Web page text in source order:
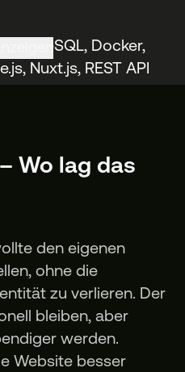
Docker,
Nuxt.js, REST API
Wo lag das
den eigenen
ohne die
zu verlieren. Der
bleiben, aber
werden.
Website besser